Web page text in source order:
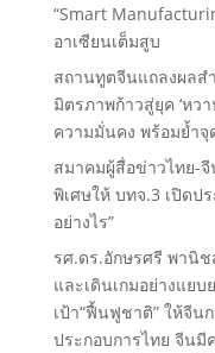
“Smart
อาเซียนเต็มสูบ
สถานทูตจีนแถลงผลส
มิตรภาพก้าวสู่ยุค ‘หว
ความมั่นคง พร้อมย้ำ
สมาคมผู้สื่อข่าวไทย-จี
พิเศษให้ บทจ.3 เปิดป
อย่างไร”
รศ.ดร.อักษรศรี พานิ
และเดินเกมอย่างแย
เป้า“ฟื้นฟูชาติ” ให้จีน
ประกอบการไทย จีน